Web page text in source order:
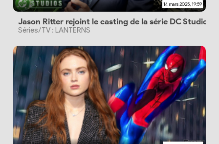
14 mars 2025, 19:59
Jason Ritter rejoint le casting de la série DC Studios
Séries/TV : LANTERNS